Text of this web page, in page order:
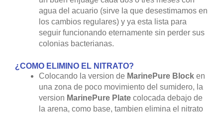
agua del acuario (sirve la que desestimamos en
los cambios regulares) y ya esta lista para
seguir funcionando eternamente sin perder sus
colonias bacterianas.
¿COMO ELIMINO EL NITRATO?
Colocando la version de MarinePure Block en
una zona de poco movimiento del sumidero, la
version MarinePure Plate colocada debajo de
la arena, como base, tambien elimina el nitrato